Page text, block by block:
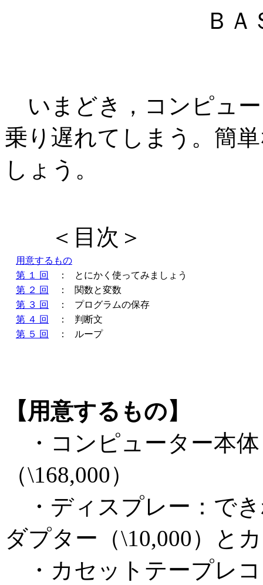
ＢＡ
いまどき，コンピュ
乗り遅れてしまう。簡
しょう。
＜目次＞
用意するもの
第 １ 回
：
とにかく使ってみましょう
第 ２ 回
：
関数と変数
第 ３ 回
：
プログラムの保存
第 ４ 回
：
判断文
第 ５ 回
： ループ
【用意するもの】
・コンピューター本
（\168,000）
・ディスプレー：で
ダプター（\10,000）と
・カセットテープレ